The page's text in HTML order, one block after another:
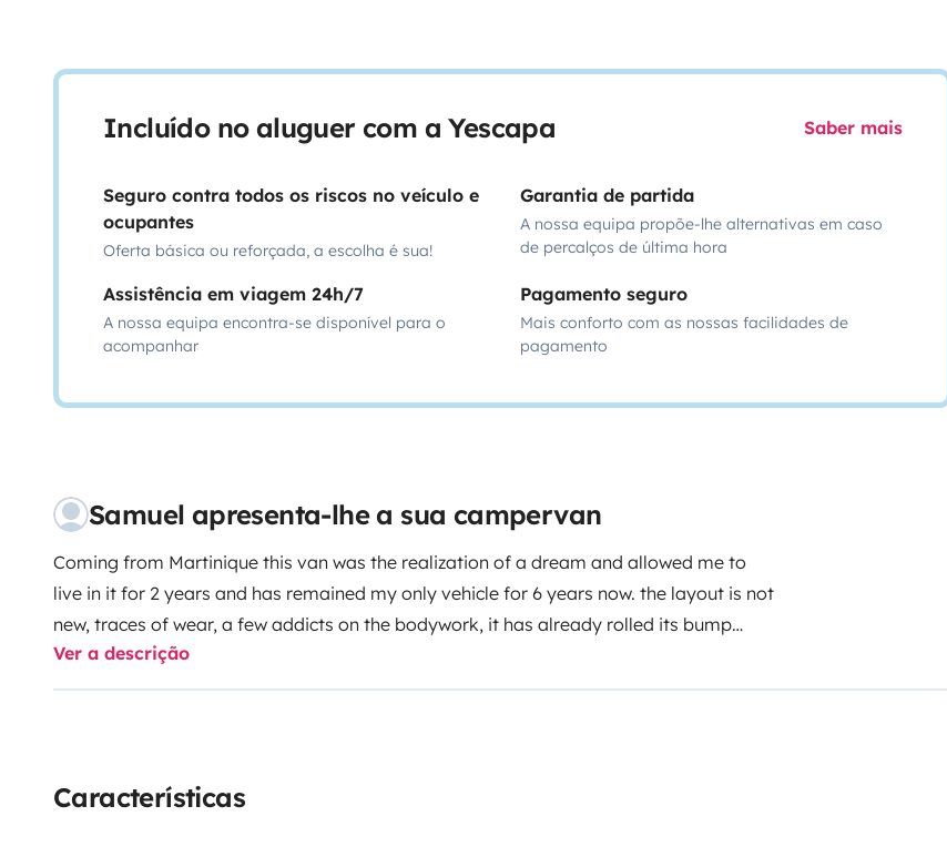
Incluído no aluguer com a Yescapa Saber mais
Seguro contra todos os riscos no veículo e
ocupantes
Oferta básica ou reforçada, a escolha é sua!
Garantia de partida
A nossa equipa propõe-lhe alternativas em caso
de percalços de última hora
Assistência em viagem 24h/7
A nossa equipa encontra-se disponível para o
acompanhar
Pagamento seguro
Mais conforto com as nossas facilidades de
pagamento
Samuel apresenta-lhe a sua campervan
Coming from Martinique this van was the realization of a dream and allowed me to
live in it for 2 years and has remained my only vehicle for 6 years now. the layout is not
new, traces of wear, a few addicts on the bodywork, it has already rolled its bump
well... BUT! retains the charm of a HOMEMADE layout, ALL IN WOOD, with a very
comfortable BED of 1m90x 1m20, a real small boat cabin with AUTONOMY IN WATER
sink for showers in nature, at the back of the van) a very inexpensive compression
Ver a descrição
Características